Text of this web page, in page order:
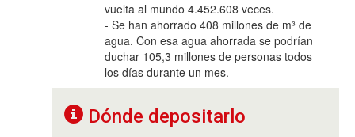
vuelta al mundo 4.452.608 veces.
- Se han ahorrado 408 millones de m³ de
agua. Con esa agua ahorrada se podrían
duchar 105,3 millones de personas todos
los días durante un mes.
Dónde depositarlo